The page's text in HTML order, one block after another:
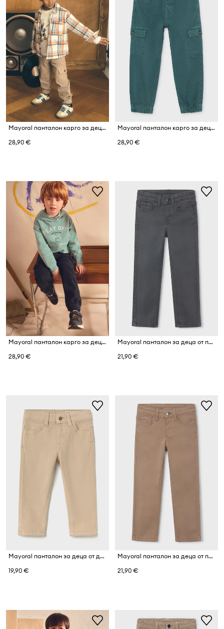
Mayoral панталон карго за деца от памук с еластан
28,90 €
Mayoral панталон карго за деца от памук с еластан
28,90 €
Mayoral панталон карго за деца от памук с еластан
28,90 €
Mayoral панталон за деца от памук с еластан slim fit basic
21,90 €
Mayoral панталон за деца от джинс
19,90 €
Mayoral панталон за деца от памук с еластан slim fit basic
21,90 €